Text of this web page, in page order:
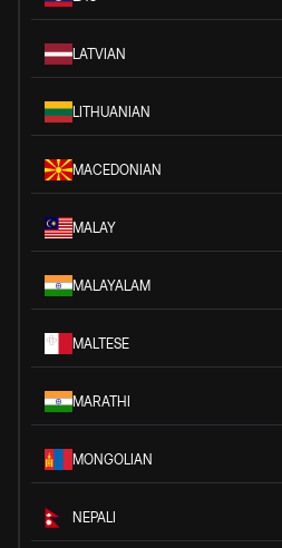
LATVIAN
LITHUANIAN
MACEDONIAN
MALAY
MALAYALAM
MALTESE
MARATHI
MONGOLIAN
NEPALI